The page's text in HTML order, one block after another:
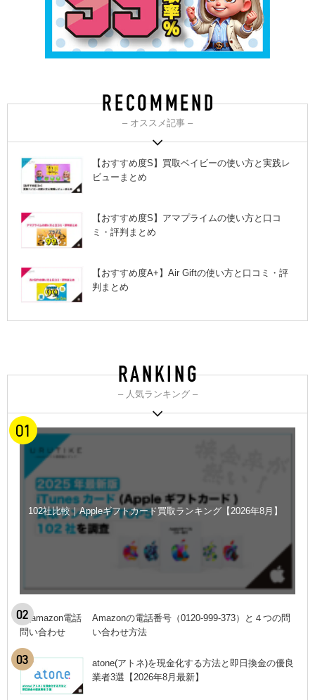
– オススメ記事 –
【おすすめ度S】買取ベイビーの使い方と実践レ
ビューまとめ
【おすすめ度S】アマプライムの使い方と口コ
ミ・評判まとめ
【おすすめ度A+】Air Giftの使い方と口コミ・評
判まとめ
– 人気ランキング –
102社比較｜Appleギフトカード買取ランキング【2026年8月】
Amazonの電話番号（0120-999-373）と４つの問
い合わせ方法
atone(アトネ)を現金化する方法と即日換金の優良
業者3選【2026年8月最新】